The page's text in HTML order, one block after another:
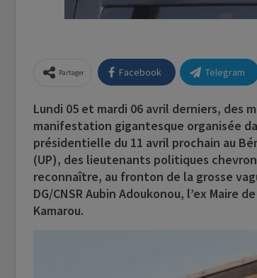
Partager Facebook Telegram
Lundi 05 et mardi 06 avril derniers, des
manifestation gigantesque organisée
présidentielle du 11 avril prochain au
(UP), des lieutenants politiques
reconnaître, au fronton de la grosse
DG/CNSR Aubin Adoukonou, l’ex Maire
Kamarou.